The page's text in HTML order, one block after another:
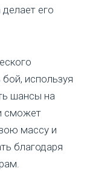
его
используя
шансы на
сможет
массу и
благодаря